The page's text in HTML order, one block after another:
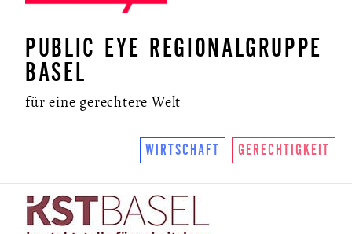
PUBLIC EYE REGIONALGRUPPE
BASEL
für eine gerechtere Welt
WIRTSCHAFT GERECHTIGKEIT